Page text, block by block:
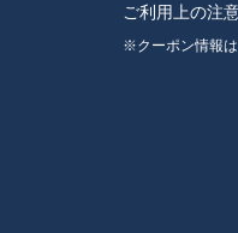
ご利用上の注
クーポン情報